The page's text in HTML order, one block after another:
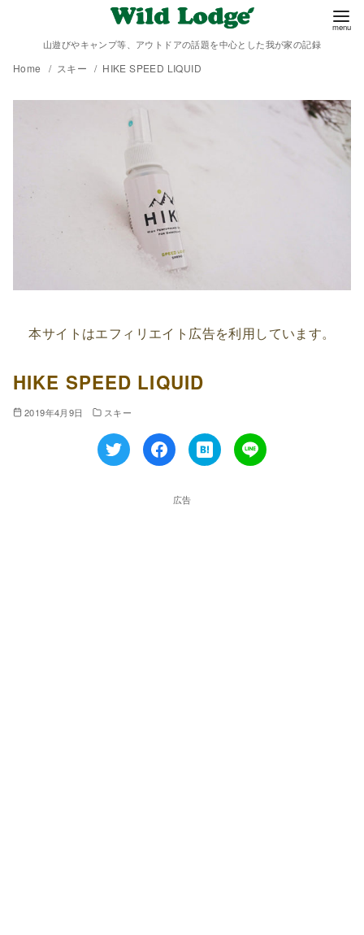
山遊びやキャンプ等、アウトドアの話題を中心とした我が家の記録
Home スキー HIKE SPEED LIQUID
本サイトはエフィリエイト広告を利用しています。
HIKE SPEED LIQUID
2019年4月9日 スキー
広告